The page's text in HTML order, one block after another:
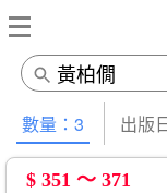
數量：3 出版
$ 351 ～ 371